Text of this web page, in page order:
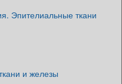
Эпителиальные ткани
и железы